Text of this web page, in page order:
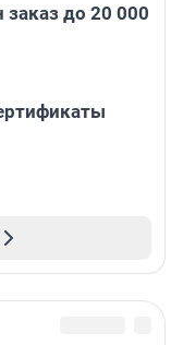
заказ до 20 000